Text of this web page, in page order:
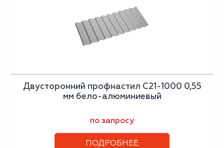
Двусторонний профнастил С21-1000 0,55
мм бело-алюминиевый
по запросу
ПОДРОБНЕЕ